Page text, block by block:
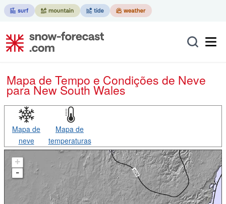
Mapa de Tempo e Condições de Neve
para New South Wales
Mapa de
neve
Mapa de
temperaturas
+
-